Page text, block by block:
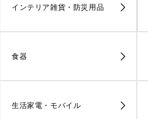
インテリア雑貨・防災用品
食器
生活家電・モバイル